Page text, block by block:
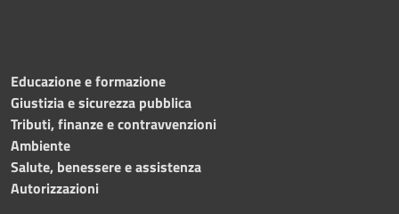
Educazione e formazione
Giustizia e sicurezza pubblica
Tributi, finanze e contravvenzioni
Ambiente
Salute, benessere e assistenza
Autorizzazioni